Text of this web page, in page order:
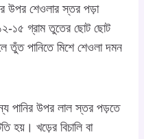
উপর শেওলার স্তর পড়া
১৫ গ্রাম তুতের ছোট ছোট
তুঁত পানিতে মিশে শেওলা দমন
পানির উপর লাল স্তর পড়তে
হয়। খড়ের বিচালি বা